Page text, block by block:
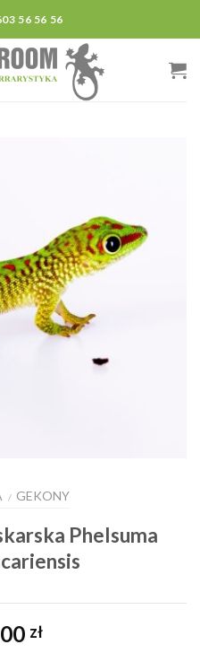
56 56 56
/ GEKONY
Phelsuma
zł